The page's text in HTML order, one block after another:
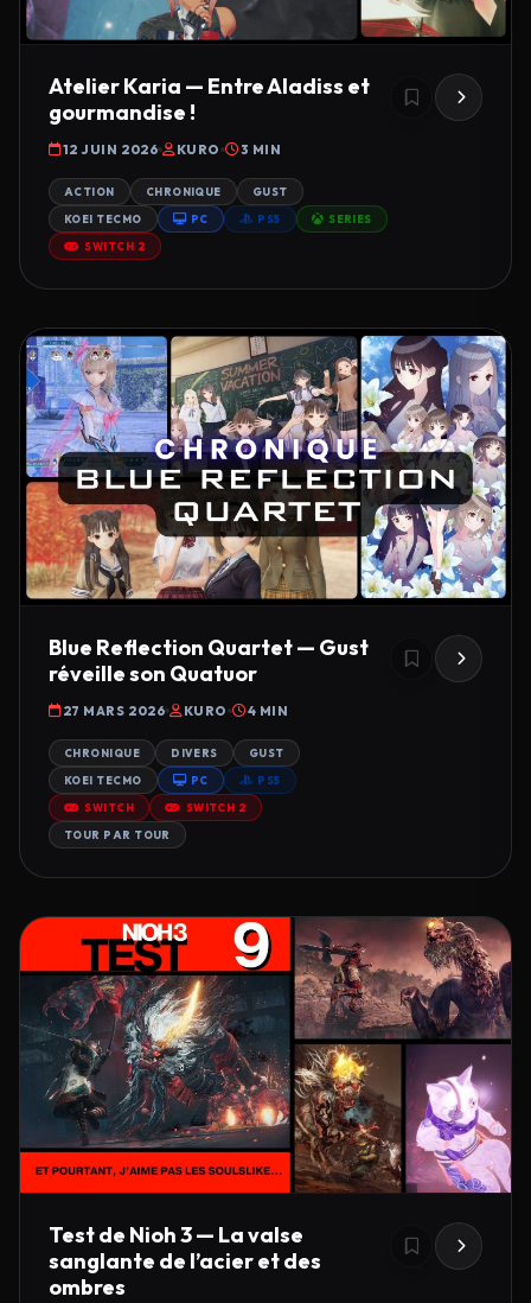
Atelier Karia — Entre Aladiss et
gourmandise !
12 JUIN 2026 KURO 3 MIN
ACTION CHRONIQUE GUST
KOEI TECMO PC PS5 SERIES
SWITCH 2
Blue Reflection Quartet — Gust
réveille son Quatuor
27 MARS 2026 KURO 4 MIN
CHRONIQUE DIVERS GUST
KOEI TECMO PC PS5
SWITCH SWITCH 2
TOUR PAR TOUR
Test de Nioh 3 — La valse
sanglante de l’acier et des
ombres